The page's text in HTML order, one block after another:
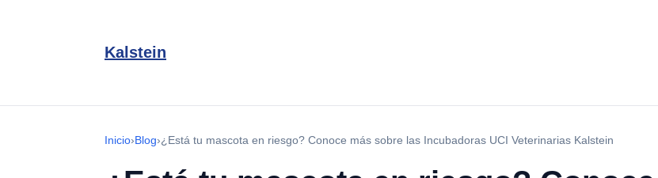
Kalstein
Inicio›Blog›¿Está tu mascota en riesgo? Conoce más sobre las Incubadoras UCI Veterinarias Kalstein